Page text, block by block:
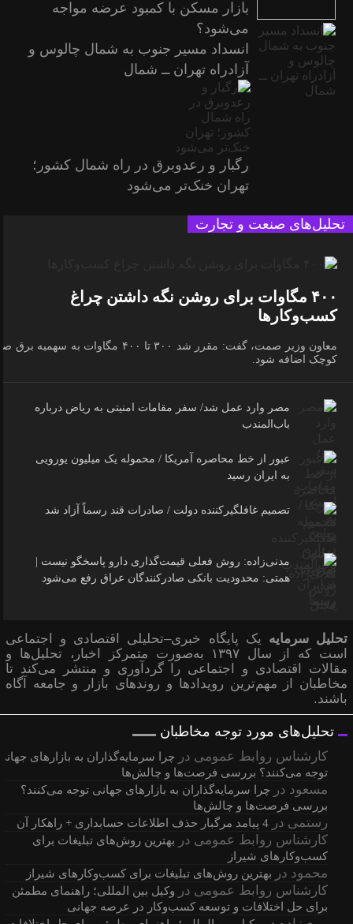
بازار مسکن با کمبود عرضه مواجه
می‌شود؟
انسداد مسیر جنوب به شمال چالوس و
آزادراه تهران ــ شمال
رگبار و رعدوبرق در راه شمال کشور؛
تهران خنک‌تر می‌شود
تحلیل‌های صنعت و تجارت
۴۰۰ مگاوات برای روشن نگه داشتن چراغ
کسب‌وکار‌ها
معاون وزیر صمت، گفت: مقرر شد ۳۰۰ تا ۴۰۰ مگاوات به سهمیه
کوچک اضافه شود.
مصر وارد عمل شد/ سفر مقامات امنیتی به ریاض درباره
باب‌المندب
عبور از خط محاصره آمریکا / محموله یک میلیون یورویی
به ایران رسید
تصمیم غافلگیرکننده دولت / صادرات قند رسماً آزاد شد
مدنی‌زاده: روش فعلی قیمت‌گذاری دارو پاسخگو نیست |
همتی: محدودیت بانکی صادرکنندگان عراق رفع می‌شود
تحلیل سرمایه یک پایگاه خبری–تحلیلی اقتصادی و اجتماعی
است که از سال ۱۳۹۷ به‌صورت متمرکز اخبار، تحلیل‌ها و
مقالات اقتصادی و اجتماعی را گردآوری و منتشر می‌کند تا
مخاطبان از مهم‌ترین رویدادها و روندهای بازار و جامعه آگاه
باشند.
تحلیل‌های مورد توجه مخاطبان
کارشناس روابط عمومی در
چرا سرمایه‌گذاران به بازارهای
توجه می‌کنند؟ بررسی فرصت‌ها و چالش‌ها
مسعود در
چرا سرمایه‌گذاران به بازارهای جهانی توجه می‌کنند؟
بررسی فرصت‌ها و چالش‌ها
رستمی در 4 پیامد مرگبار حذف اطلاعات حسابداری + راهکار آن
کارشناس روابط عمومی در
بهترین روش‌های تبلیغات برای
کسب‌وکارهای شیراز
محمود در بهترین روش‌های تبلیغات برای کسب‌وکارهای شیراز
کارشناس روابط عمومی در
وکیل بین المللی؛ راهنمای مطمئن
برای حل اختلافات و توسعه کسب‌وکار در عرصه جهانی